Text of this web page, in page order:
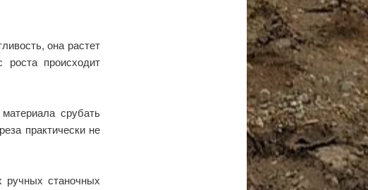
она растет
происходит
срубать
практически не
ручных станочных